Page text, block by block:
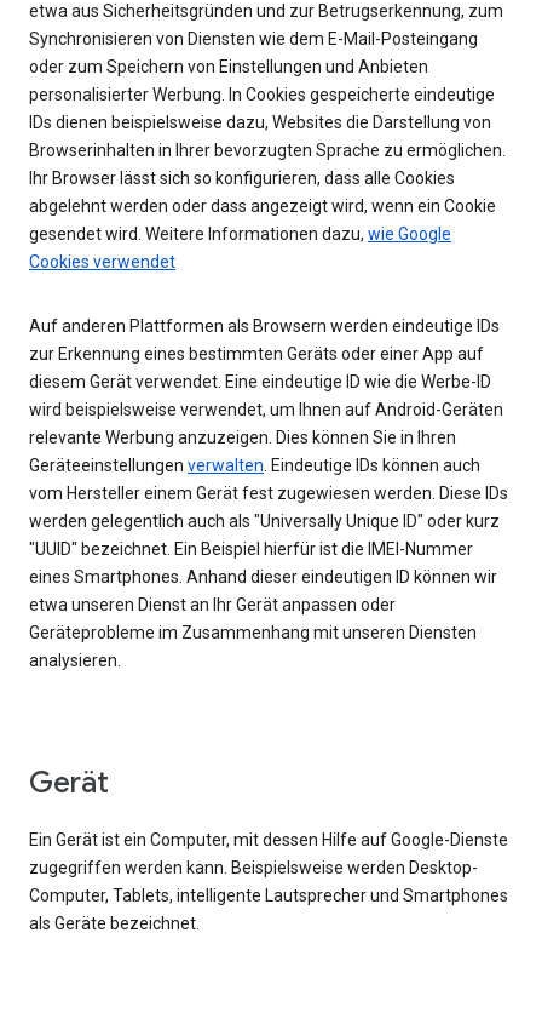
etwa aus Sicherheitsgründen und zur Betrugserkennung, zum
Synchronisieren von Diensten wie dem E-Mail-Posteingang
oder zum Speichern von Einstellungen und Anbieten
personalisierter Werbung. In Cookies gespeicherte eindeutige
IDs dienen beispielsweise dazu, Websites die Darstellung von
Browserinhalten in Ihrer bevorzugten Sprache zu ermöglichen.
Ihr Browser lässt sich so konfigurieren, dass alle Cookies
abgelehnt werden oder dass angezeigt wird, wenn ein Cookie
gesendet wird. Weitere Informationen dazu, wie Google
Cookies verwendet
Auf anderen Plattformen als Browsern werden eindeutige IDs
zur Erkennung eines bestimmten Geräts oder einer App auf
diesem Gerät verwendet. Eine eindeutige ID wie die Werbe-ID
wird beispielsweise verwendet, um Ihnen auf Android-Geräten
relevante Werbung anzuzeigen. Dies können Sie in Ihren
Geräteeinstellungen verwalten. Eindeutige IDs können auch
vom Hersteller einem Gerät fest zugewiesen werden. Diese IDs
werden gelegentlich auch als "Universally Unique ID" oder kurz
"UUID" bezeichnet. Ein Beispiel hierfür ist die IMEI-Nummer
eines Smartphones. Anhand dieser eindeutigen ID können wir
etwa unseren Dienst an Ihr Gerät anpassen oder
Geräteprobleme im Zusammenhang mit unseren Diensten
analysieren.
Gerät
Ein Gerät ist ein Computer, mit dessen Hilfe auf Google-Dienste
zugegriffen werden kann. Beispielsweise werden Desktop-
Computer, Tablets, intelligente Lautsprecher und Smartphones
als Geräte bezeichnet.